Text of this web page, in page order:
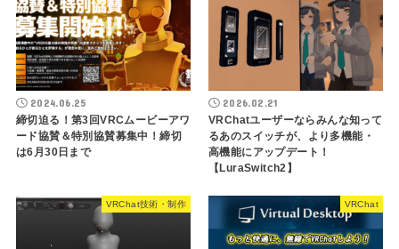
2024.06.25
締切迫る！第3回VRCムービーアワ
ード協賛＆特別協賛募集中！締切
は6月30日まで
2026.02.21
VRChatユーザーならみんな知って
るあのスイッチが、より多機能・
高機能にアップデート！
【LuraSwitch2】
VRChat技術・制作 VRChat